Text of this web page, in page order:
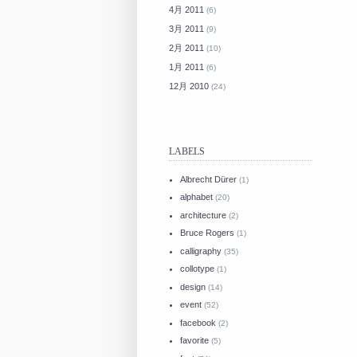
4月 2011 (6)
3月 2011 (9)
2月 2011 (10)
1月 2011 (6)
12月 2010 (24)
LABELS
Albrecht Dürer (1)
alphabet (20)
architecture (2)
Bruce Rogers (1)
calligraphy (35)
collotype (1)
design (14)
event (52)
facebook (2)
favorite (5)